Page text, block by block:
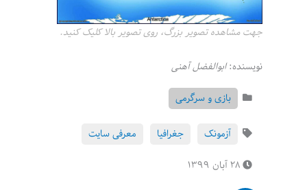
جهت مشاهده تصویر بزرگ، روی تصویر بالا کلیک کنید.
نویسنده:ابوالفضل آهنی
بازی و سرگرمی
آزمونک جغرافیا
معرفی سایت